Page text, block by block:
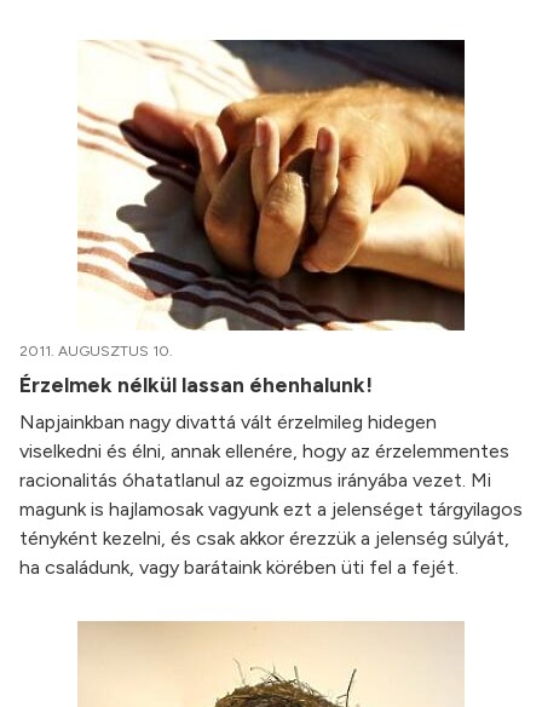
2011. AUGUSZTUS 10.
Érzelmek nélkül lassan éhenhalunk!
Napjainkban nagy divattá vált érzelmileg hidegen
viselkedni és élni, annak ellenére, hogy az érzelemmentes
racionalitás óhatatlanul az egoizmus irányába vezet. Mi
magunk is hajlamosak vagyunk ezt a jelenséget tárgyilagos
tényként kezelni, és csak akkor érezzük a jelenség súlyát,
ha családunk, vagy barátaink körében üti fel a fejét.